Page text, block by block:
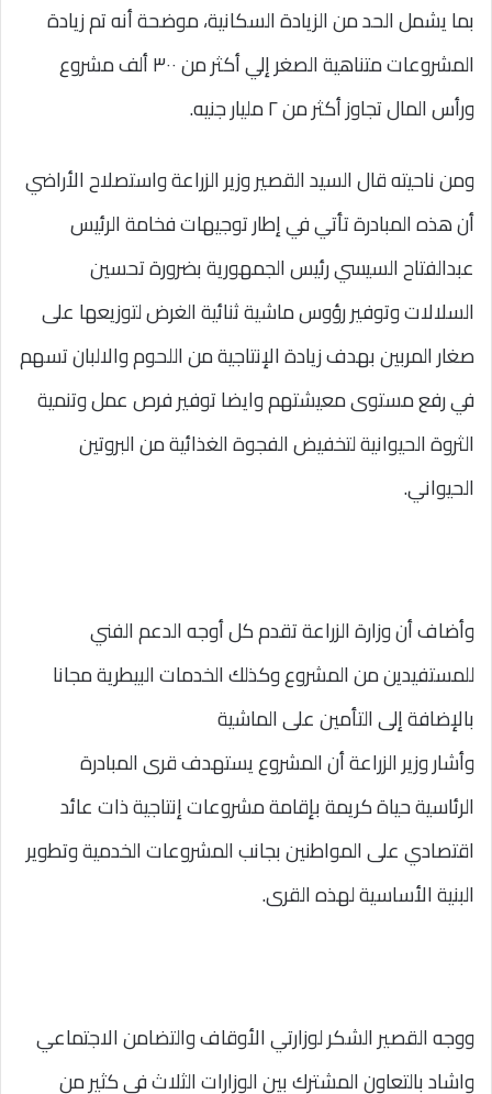
بما يشمل الحد من الزيادة السكانية، موضحة أنه تم زيادة
المشروعات متناهية الصغر إلي أكثر من ٣٠٠ ألف مشروع
ورأس المال تجاوز أكثر من ٢ مليار جنيه.
ومن ناحيته قال السيد القصير وزير الزراعة واستصلاح الأراضي
أن هذه المبادرة تأتي في إطار توجيهات فخامة الرئيس
عبدالفتاح السيسي رئيس الجمهورية بضرورة تحسين
السلالات وتوفير رؤوس ماشية ثنائية الغرض لتوزيعها على
صغار المربين بهدف زيادة الإنتاجية من اللحوم والالبان تسهم
في رفع مستوى معيشتهم وايضا توفير فرص عمل وتنمية
الثروة الحيوانية لتخفيض الفجوة الغذائية من البروتين
الحيواني.
وأضاف أن وزارة الزراعة تقدم كل أوجه الدعم الفني
للمستفيدين من المشروع وكذلك الخدمات البيطرية مجانا
بالإضافة إلى التأمين على الماشية
وأشار وزير الزراعة أن المشروع يستهدف قرى المبادرة
الرئاسية حياة كريمة بإقامة مشروعات إنتاجية ذات عائد
اقتصادي على المواطنين بجانب المشروعات الخدمية وتطوير
البنية الأساسية لهذه القرى.
ووجه القصير الشكر لوزارتي الأوقاف والتضامن الاجتماعي
واشاد بالتعاون المشترك بين الوزارات الثلاث في كثير من